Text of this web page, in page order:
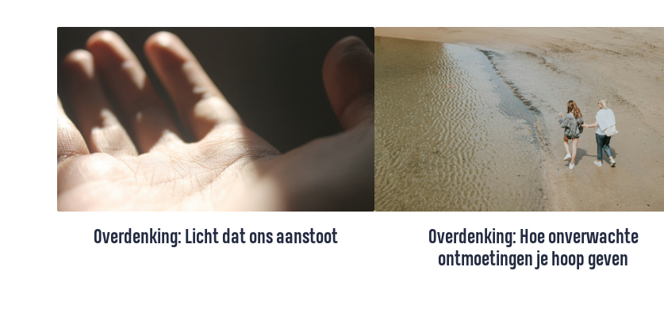
Soms voelt het alsof de tijd vliegt, soms
juist alsof de tijd stilstaat. Maar vandaag is
de klok verzet en krijg je een uur extra.
Wat ga je ermee doen?
Een jaar geleden gleed ds. Jantine
Heuvelink met haar fiets onderuit op een
spekgladde weg en brak haar bovenbeen.
Accepteren dat ze een tijd niet kon
werken, vond ze het allermoeilijkste.
Overdenking: Licht dat ons aanstoot
Overdenking: Hoe onverwachte
ontmoetingen je hoop geven